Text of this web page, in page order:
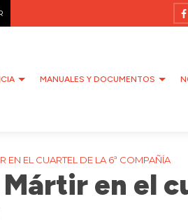
MANUALES Y DOCUMENTOS
EN EL CUARTEL DE LA 6ª COMPAÑÍA
en el